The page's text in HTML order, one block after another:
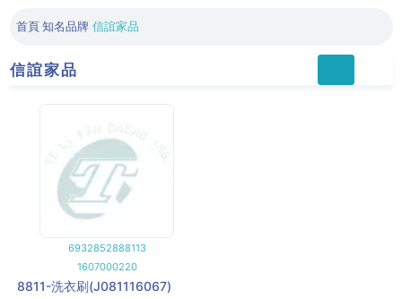
首頁 知名品牌 信誼家品
信誼家品
6932852888113
1607000220
8811-洗衣刷(J081116067)